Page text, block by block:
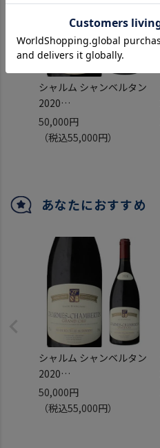
シャルム シャンベルタン
2020
コカール ロワゾン フルー
ロ 750ml
50,000円
（税込55,000円）
あなたにおすすめ
シャルム シャンベルタン
2020
コカール ロワゾン フルー
ロ 750ml
50,000円
（税込55,000円）